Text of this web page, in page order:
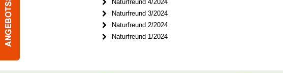
Naturfreund 4/2024
Naturfreund 3/2024
Naturfreund 2/2024
Naturfreund 1/2024